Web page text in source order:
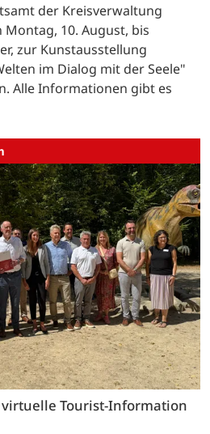
der Kreisverwaltung
10. August, bis
zur Kunstausstellung
im Dialog mit der Seele"
Alle Informationen gibt es
Tourist-Information